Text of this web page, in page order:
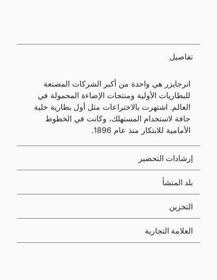
تفاصيل
انرجايزر هي واحدة من أكبر الشركات المصنعة
للبطاريات الأولية ومنتجات الإضاءة المحمولة في
العالم. اشتهرت بالاختراعات مثل أول بطارية خلية
جافة لاستخدام المستهلك، وكانت في الخطوط
الأمامية للابتكار منذ عام 1896.
إرشادات التحضير
بلد المنشأ
التخزين
العلامة التجارية